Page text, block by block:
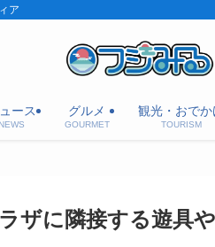
ア
ース
NEWS
グルメ
GOURMET
観光・おでか
TOURISM
ザに隣接する遊具